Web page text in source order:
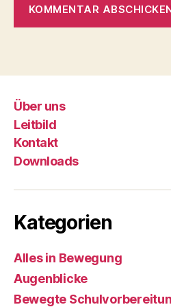
Über uns
Leitbild
Kontakt
Downloads
Kategorien
Alles in Bewegung
Augenblicke
Bewegte